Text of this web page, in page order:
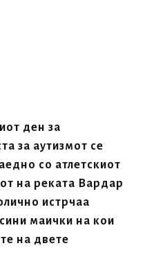
ден за
за аутизмот се
со атлетскиот
на реката Вардар
истрчаа
маички на кои
на двете